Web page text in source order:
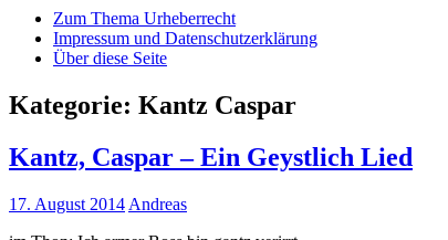
Zum Thema Urheberrecht
Impressum und Datenschutzerklärung
Über diese Seite
Kategorie: Kantz Caspar
Kantz, Caspar – Ein Geystlich Lied
17. August 2014 Andreas